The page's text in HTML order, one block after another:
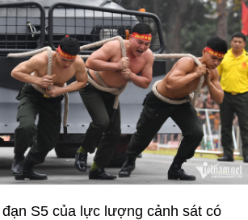
S5 của lực lượng cảnh sát có